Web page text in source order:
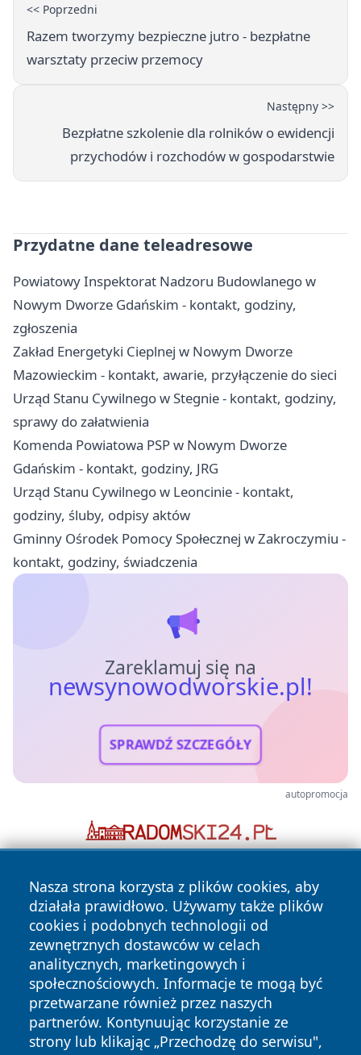
<< Poprzedni
Razem tworzymy bezpieczne jutro - bezpłatne
warsztaty przeciw przemocy
Następny >>
Bezpłatne szkolenie dla rolników o ewidencji
przychodów i rozchodów w gospodarstwie
Przydatne dane teleadresowe
Powiatowy Inspektorat Nadzoru Budowlanego w
Nowym Dworze Gdańskim - kontakt, godziny,
zgłoszenia
Zakład Energetyki Cieplnej w Nowym Dworze
Mazowieckim - kontakt, awarie, przyłączenie do sieci
Urząd Stanu Cywilnego w Stegnie - kontakt, godziny,
sprawy do załatwienia
Komenda Powiatowa PSP w Nowym Dworze
Gdańskim - kontakt, godziny, JRG
Urząd Stanu Cywilnego w Leoncinie - kontakt,
godziny, śluby, odpisy aktów
Gminny Ośrodek Pomocy Społecznej w Zakroczymiu -
kontakt, godziny, świadczenia
Zareklamuj się na
newsynowodworskie.pl!
SPRAWDŹ SZCZEGÓŁY
autopromocja
Nasza strona korzysta z plików cookies, aby
działała prawidłowo. Używamy także plików
cookies i podobnych technologii od
zewnętrznych dostawców w celach
analitycznych, marketingowych i
społecznościowych. Informacje te mogą być
przetwarzane również przez naszych
partnerów. Kontynuując korzystanie ze
strony lub klikając „Przechodzę do serwisu",
Copyright © 2026 newsynowodworskie.pl Wszystkie prawa
zastrzeżone.
Polityka Polityka